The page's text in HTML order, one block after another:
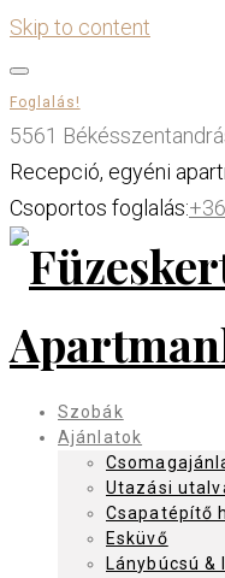
Skip to content
Foglalás!
5561
Recepció, egyéni
Csoportos foglalás:
Szobák
Ajánlatok
Utazási
Csapatépítő
Esküvő
Lánybúcsú &